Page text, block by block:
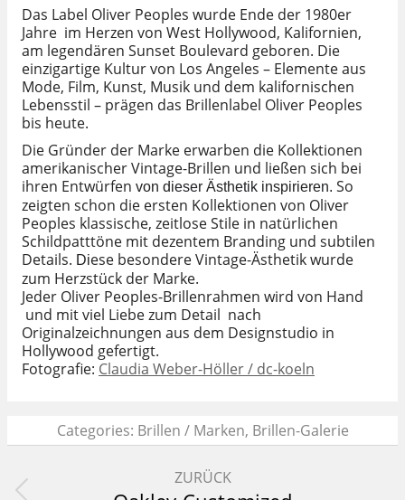
Das Label Oliver Peoples wurde Ende der 1980er
Jahre im Herzen von West Hollywood, Kalifornien,
am legendären Sunset Boulevard geboren. Die
einzigartige Kultur von Los Angeles – Elemente aus
Mode, Film, Kunst, Musik und dem kalifornischen
Lebensstil – prägen das Brillenlabel Oliver Peoples
bis heute.
Die Gründer der Marke erwarben die Kollektionen
amerikanischer Vintage-Brillen und ließen sich bei
ihren Entwürfen von dieser Ästhetik inspirieren. So
zeigten schon die ersten Kollektionen von Oliver
Peoples klassische, zeitlose Stile in natürlichen
Schildpatttöne mit dezentem Branding und subtilen
Details. Diese besondere Vintage-Ästhetik wurde
zum Herzstück der Marke.
Jeder Oliver Peoples-Brillenrahmen wird von Hand
und mit viel Liebe zum Detail nach
Originalzeichnungen aus dem Designstudio in
Hollywood gefertigt.
Fotografie: Claudia Weber-Höller / dc-koeln
Categories: Brillen / Marken, Brillen-Galerie
Kommentarnavigation
ZURÜCK